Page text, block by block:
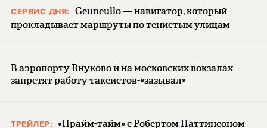
СЕРВИС ДНЯ:
Geuneullo — навигатор, который
прокладывает маршруты по тенистым улицам
В аэропорту Внуково и на московских вокзалах
запретят работу таксистов-«зазывал»
ТРЕЙЛЕР:
«Прайм-тайм» с Робертом Паттинсоном